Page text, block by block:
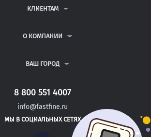
ДИПЛОМНЫЕ РАБОТЫ
РЕФЕРАТЫ
КЛИЕНТАМ
ВОПРОСЫ И ОТВЕТЫ
КОНФИДЕНЦИАЛЬНОСТИ
О КОМПАНИИ
КОНТАКТЫ
ВАШ ГОРОД
САНКТ-ПЕТЕРБУРГ
ЭНГЕЛЬС
ДЗЕРЖИНСК
8 800 551 4007
info@fastfine.ru
МЫ В СОЦИАЛЬНЫХ СЕТЯХ